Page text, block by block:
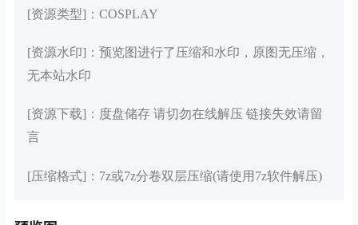
[资源类型]：COSPLAY
[资源水印]：预览图进行了压缩和水印，原图无压缩，
无本站水印
[资源下载]：度盘储存 请切勿在线解压 链接失效请留
言
[压缩格式]：7z或7z分卷双层压缩(请使用7z软件解压)